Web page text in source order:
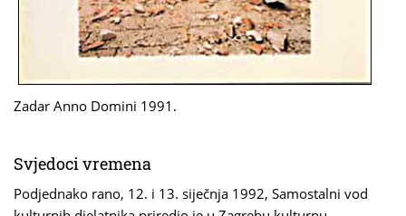
Zadar Anno Domini 1991.
Svjedoci vremena
Podjednako rano, 12. i 13. siječnja 1992, Samostalni vod